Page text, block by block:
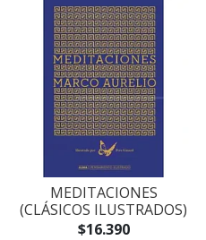
MEDITACIONES
(CLÁSICOS ILUSTRADOS)
$16.390